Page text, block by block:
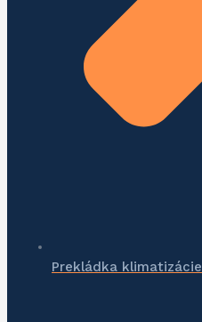
Prekládka klimatizácie